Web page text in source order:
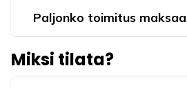
Paljonko toimitus
Miksi tilata?